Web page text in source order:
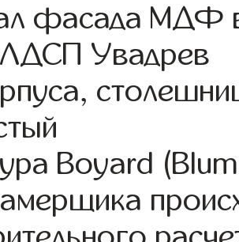
фасада МДФ
Увадрев
Boyard